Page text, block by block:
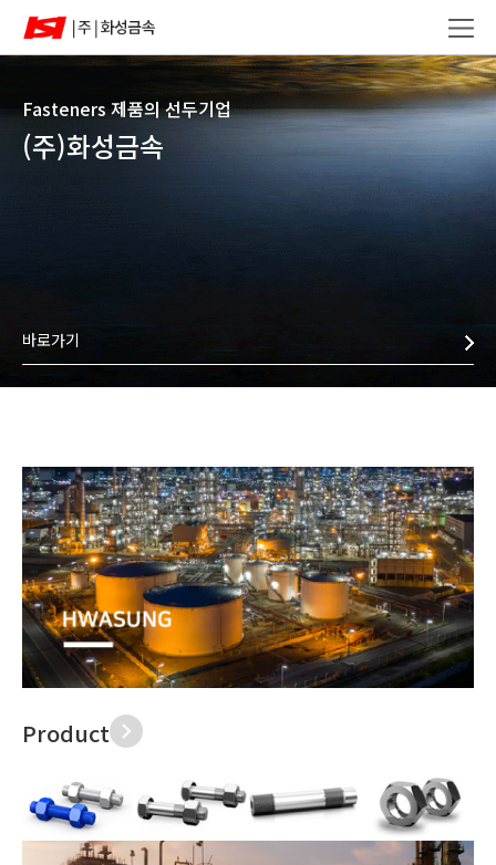
Fasteners 제품의 선두기업
(주)화성금속
바로가기
Product